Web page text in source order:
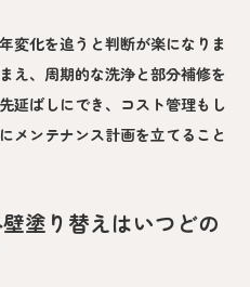
変化を追うと判断が楽になりま
え、周期的な洗浄と部分補修を
延ばしにでき、コスト管理もし
メンテナンス計画を立てること
塗り替えはいつどの